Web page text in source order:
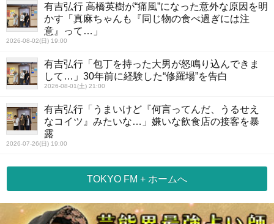
有吉弘行 高橋英樹が“痛風”になった意外な原因を明
かす「真麻ちゃんも『同じ物の食べ過ぎには注
意』って…」
2026-08-02(日) 19:00
有吉弘行「包丁を持った大男が怒鳴り込んできま
して…」30年前に経験した“修羅場”を告白
2026-08-01(土) 21:00
有吉弘行「うまいけど『何言ってんだ、うるせえ
なコイツ』みたいな…」嫌いな飲食店の接客を暴
露
2026-07-26(日) 19:00
TOKYO FM + ホームへ